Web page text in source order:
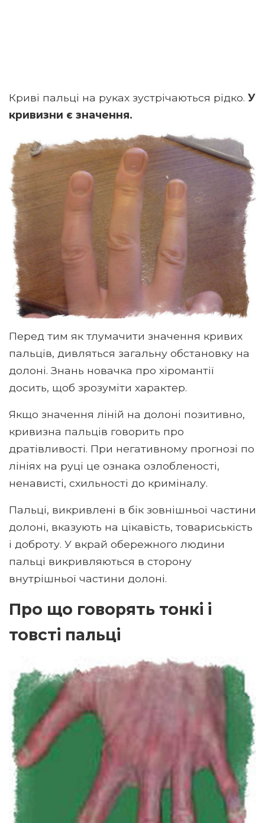
Криві пальці на руках зустрічаються рідко. У
кривизни є значення.
Перед тим як тлумачити значення кривих
пальців, дивляться загальну обстановку на
долоні. Знань новачка про хіромантії
досить, щоб зрозуміти характер.
Якщо значення ліній на долоні позитивно,
кривизна пальців говорить про
дратівливості. При негативному прогнозі по
лініях на руці це ознака озлобленості,
ненависті, схильності до криміналу.
Пальці, викривлені в бік зовнішньої частини
долоні, вказують на цікавість, товариськість
і доброту. У вкрай обережного людини
пальці викривляються в сторону
внутрішньої частини долоні.
Про що говорять тонкі і
товсті пальці